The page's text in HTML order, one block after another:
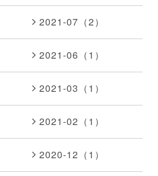
2021-07（2）
2021-06（1）
2021-03（1）
2021-02（1）
2020-12（1）